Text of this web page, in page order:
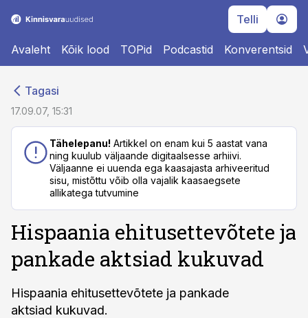
Telli
Avaleht Kõik lood TOPid Podcastid Konverentsid
Tagasi
17.09.07, 15:31
Tähelepanu! Artikkel on enam kui 5 aastat vana
ning kuulub väljaande digitaalsesse arhiivi.
Väljaanne ei uuenda ega kaasajasta arhiveeritud
sisu, mistõttu võib olla vajalik kaasaegsete
allikatega tutvumine
Hispaania ehitusettevõtete ja
pankade aktsiad kukuvad
Hispaania ehitusettevõtete ja pankade
aktsiad kukuvad.